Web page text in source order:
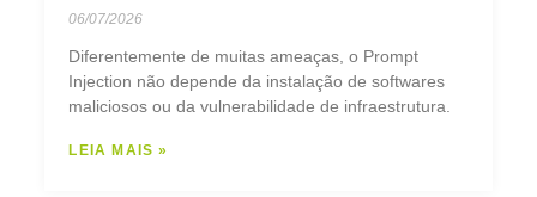
06/07/2026
Diferentemente de muitas ameaças, o Prompt
Injection não depende da instalação de softwares
maliciosos ou da vulnerabilidade de infraestrutura.
LEIA MAIS »